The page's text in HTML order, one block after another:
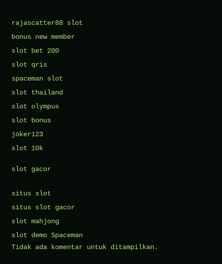
rajascatter88 slot
bonus new member
slot bet 200
slot qris
spaceman slot
slot thailand
slot olympus
slot bonus
joker123
slot 10k
slot gacor
situs slot
situs slot gacor
slot mahjong
slot demo Spaceman
Tidak ada komentar untuk ditampilkan.